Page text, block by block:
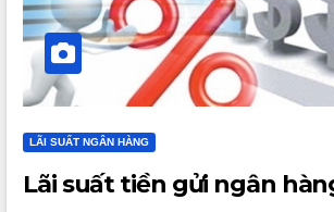
LÃI SUẤT NGÂN HÀNG
Lãi suất tiền gửi ngân